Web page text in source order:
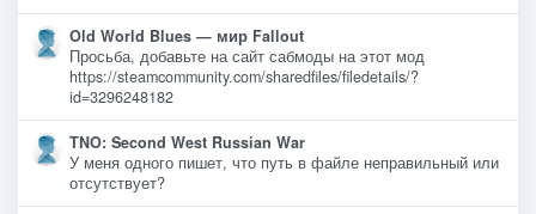
Old World Blues — мир Fallout
Просьба, добавьте на сайт сабмоды на этот мод
https://steamcommunity.com/sharedfiles/filedetails/?
id=3296248182
TNO: Second West Russian War
У меня одного пишет, что путь в файле неправильный или
отсутствует?